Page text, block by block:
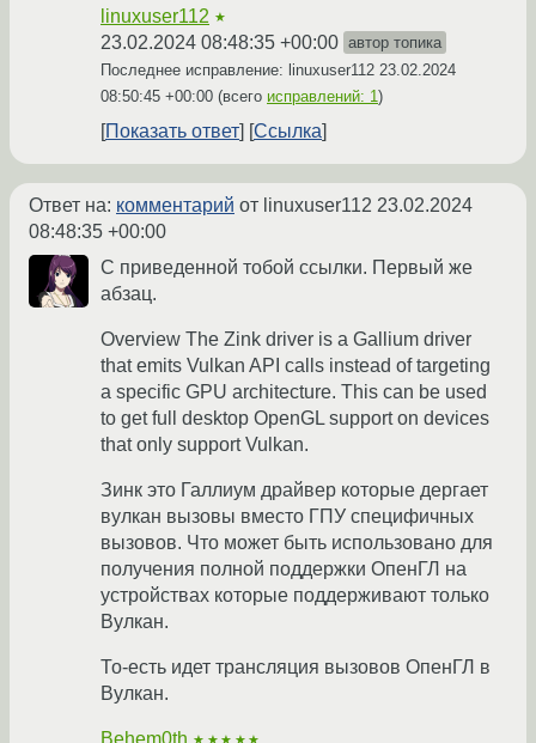
linuxuser112 ★
23.02.2024 08:48:35 +00:00 автор топика
Последнее исправление: linuxuser112 23.02.2024
08:50:45 +00:00 (всего исправлений: 1 )
Показать ответ Ссылка
Ответ на: комментарий от linuxuser112 23.02.2024
08:48:35 +00:00
С приведенной тобой ссылки. Первый же
абзац.
Overview The Zink driver is a Gallium driver
that emits Vulkan API calls instead of targeting
a specific GPU architecture. This can be used
to get full desktop OpenGL support on devices
that only support Vulkan.
Зинк это Галлиум драйвер которые дергает
вулкан вызовы вместо ГПУ специфичных
вызовов. Что может быть использовано для
получения полной поддержки ОпенГЛ на
устройствах которые поддерживают только
Вулкан.
То-есть идет трансляция вызовов ОпенГЛ в
Вулкан.
Behem0th ★★★★★